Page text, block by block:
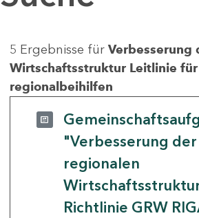
5 Ergebnisse für Verbesserung
Wirtschaftsstruktur Leitlinie für
regionalbeihilfen
"Verbesserung der
regionalen
Richtlinie GRW